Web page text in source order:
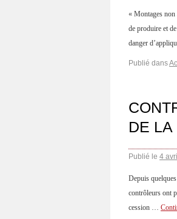
« Montages non
de produire et
danger
Publié dans
DE LA
Publié le 4
Depuis
contrôleurs ont
cession …